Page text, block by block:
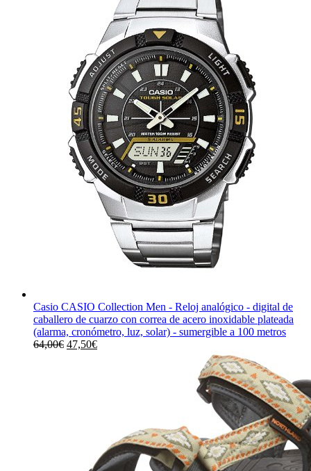
Casio CASIO Collection Men - Reloj analógico - digital de
caballero de cuarzo con correa de acero inoxidable plateada
(alarma, cronómetro, luz, solar) - sumergible a 100 metros
64,00€ El
47,50€El